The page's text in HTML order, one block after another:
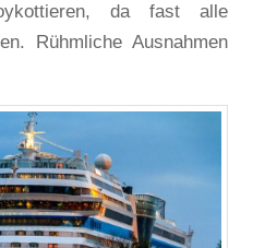
da fast alle
Rühmliche Ausnahmen